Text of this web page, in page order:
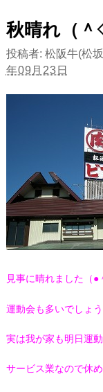
秋晴れ（
投稿者: 松阪牛(松
年09月23日
見事に晴れました（●
運動会も多いでしょ
実は我が家も明日運
サービス業なので休